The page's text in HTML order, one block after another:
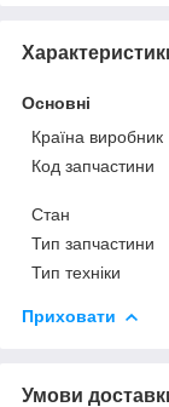
Основні
Країна виробник
Код запчастини
Стан
Тип запчастини
Тип техніки
Приховати
Умови